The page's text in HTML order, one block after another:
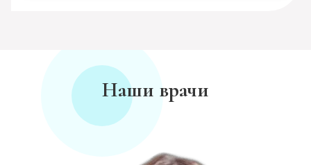
Наши врачи